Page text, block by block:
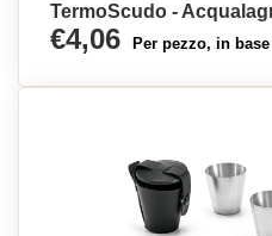
TermoScudo -
€4,06 Per pezzo, in